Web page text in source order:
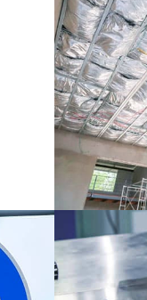
hliníkovej
8011
Pokrýva
výhody,